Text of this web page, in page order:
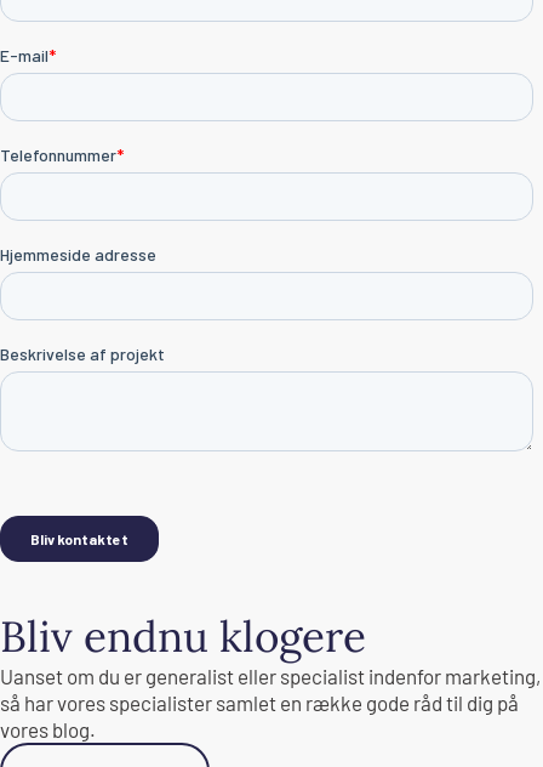
Bliv endnu klogere
Uanset om du er generalist eller specialist indenfor marketing,
så har vores specialister samlet en række gode råd til dig på
vores blog.